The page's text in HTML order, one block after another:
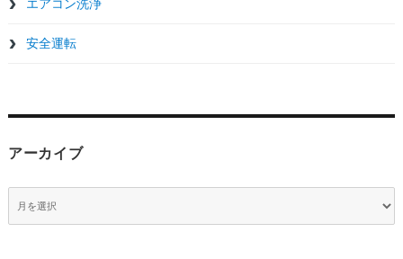
エアコン洗浄
安全運転
アーカイブ
ア
ー